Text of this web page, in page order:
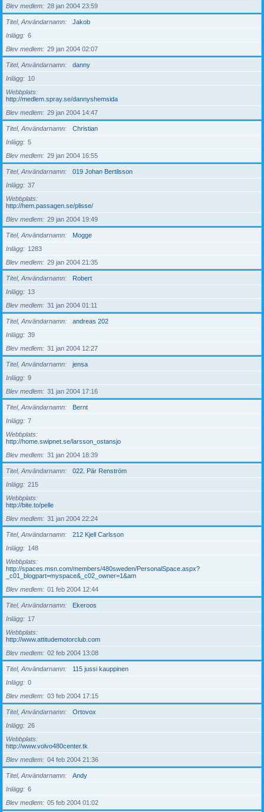
Blev medlem
28 jan 2004 23:59
Titel, Användarnamn
Jakob
Inlägg
6
Blev medlem
29 jan 2004 02:07
Titel, Användarnamn
danny
Inlägg
10
Webbplats
http://medlem.spray.se/dannyshemsida
Blev medlem
29 jan 2004 14:47
Titel, Användarnamn
Christian
Inlägg
5
Blev medlem
29 jan 2004 16:55
Titel, Användarnamn
019 Johan Bertilsson
Inlägg
37
Webbplats
http://hem.passagen.se/plisse/
Blev medlem
29 jan 2004 19:49
Titel, Användarnamn
Mogge
Inlägg
1283
Blev medlem
29 jan 2004 21:35
Titel, Användarnamn
Robert
Inlägg
13
Blev medlem
31 jan 2004 01:11
Titel, Användarnamn
andreas 202
Inlägg
39
Blev medlem
31 jan 2004 12:27
Titel, Användarnamn
jensa
Inlägg
9
Blev medlem
31 jan 2004 17:16
Titel, Användarnamn
Bernt
Inlägg
7
Webbplats
http://home.swipnet.se/larsson_ostansjo
Blev medlem
31 jan 2004 18:39
Titel, Användarnamn
022. Pär Renström
Inlägg
215
Webbplats
http://bite.to/pelle
Blev medlem
31 jan 2004 22:24
Titel, Användarnamn
212 Kjell Carlsson
Inlägg
148
Webbplats
http://spaces.msn.com/members/480sweden/PersonalSpace.aspx?
_c01_blogpart=myspace&_c02_owner=1&am
Blev medlem
01 feb 2004 12:44
Titel, Användarnamn
Ekeroos
Inlägg
17
Webbplats
http://www.attitudemotorclub.com
Blev medlem
02 feb 2004 13:08
Titel, Användarnamn
115 jussi kauppinen
Inlägg
0
Blev medlem
03 feb 2004 17:15
Titel, Användarnamn
Ortovox
Inlägg
26
Webbplats
http://www.volvo480center.tk
Blev medlem
04 feb 2004 21:36
Titel, Användarnamn
Andy
Inlägg
6
Blev medlem
05 feb 2004 01:02